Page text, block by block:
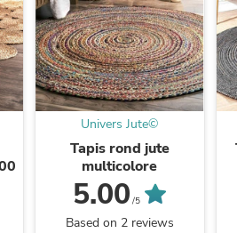
Univers Jute©
Tapis rond jute
multicolore
5.00 /5
Based on 2 reviews